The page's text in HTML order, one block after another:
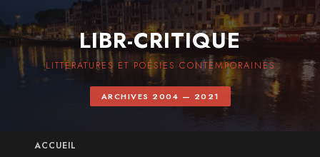
LIBR-CRITIQUE
LITTÉRATURES ET POÉSIES CONTEMPORAINES
ARCHIVES 2004 — 2021
ACCUEIL